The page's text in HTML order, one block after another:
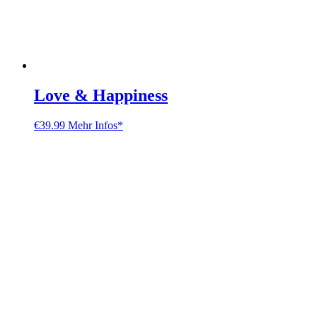
Love & Happiness
€39.99 Mehr Infos*